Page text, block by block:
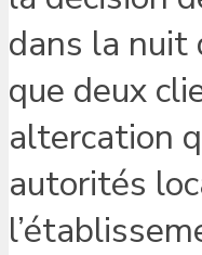
dans la nuit
que deux
altercation
autorités